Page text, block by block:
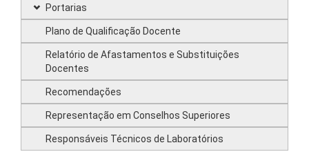
Portarias
Plano de Qualificação Docente
Relatório de Afastamentos e Substituições
Docentes
Recomendações
Representação em Conselhos Superiores
Responsáveis Técnicos de Laboratórios